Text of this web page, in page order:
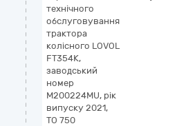
технічного
обслуговування
трактора
колісного LOVOL
FT354K,
заводський
номер
M200224MU, рік
випуску 2021,
ТО 750